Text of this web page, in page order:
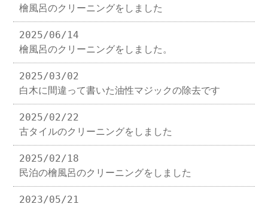
檜風呂のクリーニングをしました
2025/06/14
檜風呂のクリーニングをしました。
2025/03/02
白木に間違って書いた油性マジックの除去です
2025/02/22
古タイルのクリーニングをしました
2025/02/18
民泊の檜風呂のクリーニングをしました
2023/05/21